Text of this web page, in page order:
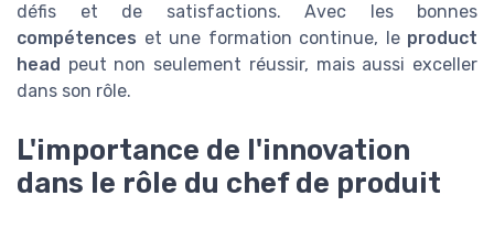
défis et de satisfactions. Avec les bonnes
compétences et une formation continue, le product
head peut non seulement réussir, mais aussi exceller
dans son rôle.
L'importance de l'innovation
dans le rôle du chef de produit